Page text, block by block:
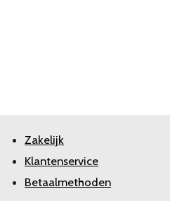
Zakelijk
Klantenservice
Betaalmethoden